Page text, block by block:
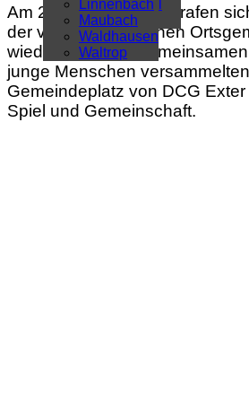
Überregional
Alle Artikel
Linnenbach
Maubach
Waldhausen
Waltrop
Am 25. Februar 2023 trafen
der vier norddeutschen
wieder zu einem
junge Menschen
Gemeindeplatz von DCG
Spiel und Gemeinschaft.